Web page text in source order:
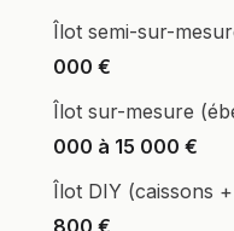
Îlot semi-sur-
000 €
Îlot sur-mesure
000 à 15 000 €
Îlot DIY (caissons
800 €